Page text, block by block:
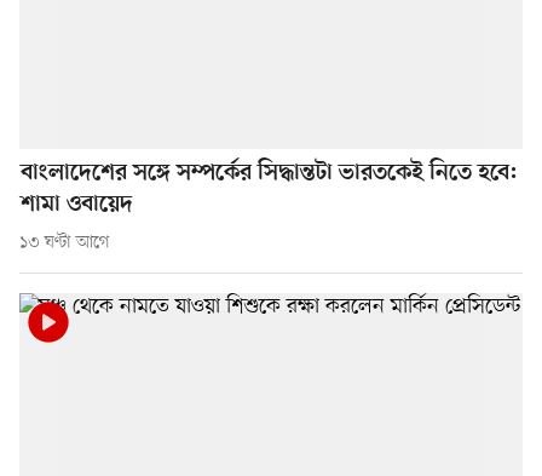
বাংলাদেশের সঙ্গে সম্পর্কের সিদ্ধান্তটা ভারতকেই নিতে হবে:
শামা ওবায়েদ
১৩ ঘণ্টা আগে